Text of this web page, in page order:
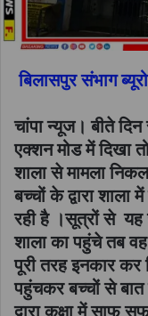
बिलासपुर संभाग
चांपा न्यूज। बीते दिन
एक्शन मोड में दिखा
शाला से मामला
बच्चों के द्वारा
रही है ।सूत्रों से यह
शाला का पहुंचे तब
पूरी तरह इनकार कर
पहुंचकर बच्चों से
द्वारा कक्षा में साफ